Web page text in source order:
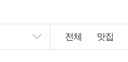
전체 맛집